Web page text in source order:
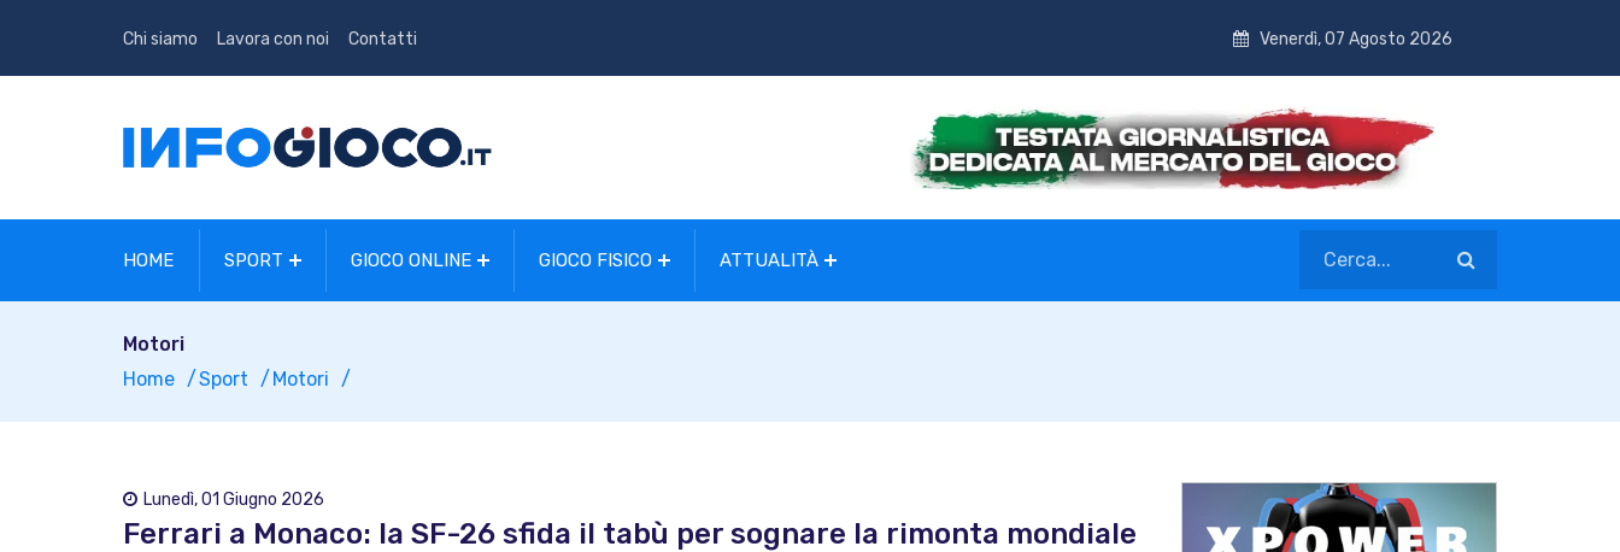
Chi siamo Lavora con noi Contatti Venerdì, 07 Agosto 2026
HOME SPORT GIOCO ONLINE GIOCO FISICO ATTUALITÀ
Motori
Home
Sport Motori
Lunedì, 01 Giugno 2026
Ferrari a Monaco: la SF-26 sfida il tabù per sognare la rimonta mondiale